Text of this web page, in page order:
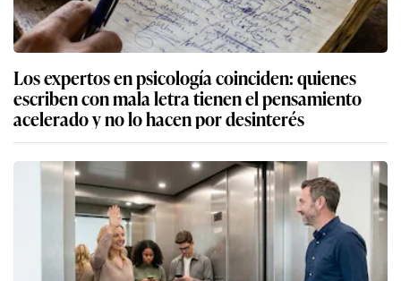
Los expertos en psicología coinciden: quienes
escriben con mala letra tienen el pensamiento
acelerado y no lo hacen por desinterés